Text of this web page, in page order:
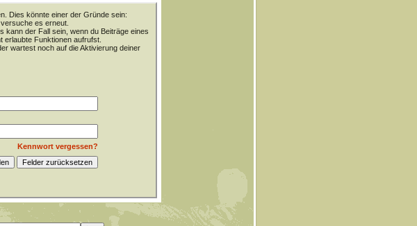
Dies könnte einer der Gründe sein:
es erneut.
kann der Fall sein, wenn du Beiträge eines
Funktionen aufrufst.
wartest noch auf die Aktivierung deiner
Kennwort vergessen?